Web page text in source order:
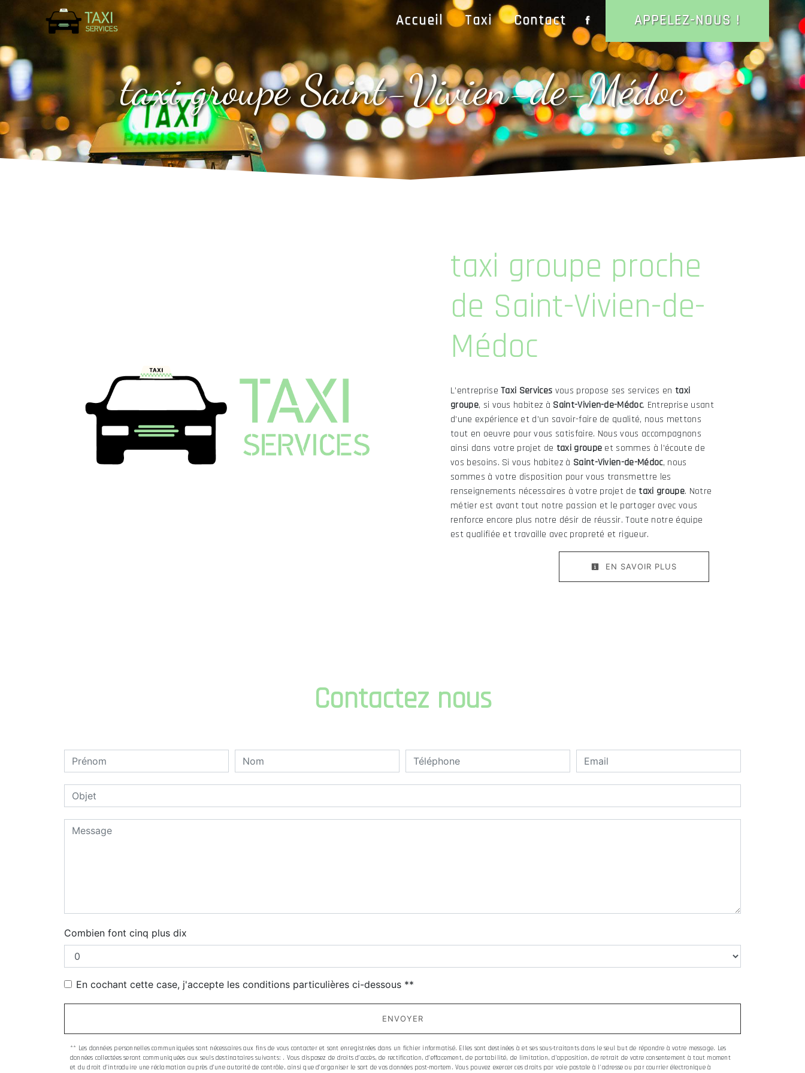
Accueil Taxi Contact APPELEZ-NOUS !
taxi groupe Saint-Vivien-de-Médoc
taxi groupe proche
de Saint-Vivien-de-
Médoc
L’entrepriseTaxi Services vous propose ses services en taxi
groupe, si vous habitez à Saint-Vivien-de-Médoc. Entreprise usant
d’une expérience et d’un savoir-faire de qualité, nous mettons
tout en oeuvre pour vous satisfaire. Nous vous accompagnons
ainsi dans votre projet de taxi groupe et sommes à l’écoute de
vos besoins. Si vous habitez à Saint-Vivien-de-Médoc, nous
sommes à votre disposition pour vous transmettre les
renseignements nécessaires à votre projet de taxi groupe. Notre
métier est avant tout notre passion et le partager avec vous
renforce encore plus notre désir de réussir. Toute notre équipe
est qualifiée et travaille avec propreté et rigueur.
EN SAVOIR PLUS
Contactez nous
Combien font cinq plus dix
En cochant cette case, j'accepte les conditions particulières ci-dessous **
ENVOYER
** Les données personnelles communiquées sont nécessaires aux fins de vous contacter et sont enregistrées dans un fichier informatisé. Elles sont destinées à et ses sous-traitants dans le seul but de répondre à votre message. Les
données collectées seront communiquées aux seuls destinataires suivants: . Vous disposez de droits d’accès, de rectification, d’effacement, de portabilité, de limitation, d’opposition, de retrait de votre consentement à tout moment
et du droit d’introduire une réclamation auprès d’une autorité de contrôle, ainsi que d’organiser le sort de vos données post-mortem. Vous pouvez exercer ces droits par voie postale à l'adresse ou par courrier électronique à
Panneau de gestion des cookies